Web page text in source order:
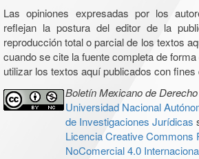
Las opiniones expresadas por los
reflejan la postura del editor de la
reproducción total o parcial de los textos
cuando se cite la fuente completa de
utilizar los textos aquí publicados con
Boletín Mexicano de
Universidad Nacional
de Investigaciones Jurídicas
Licencia Creative Commons
NoComercial 4.0